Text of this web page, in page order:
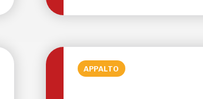
APPALTO